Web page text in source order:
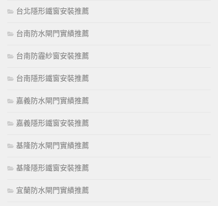
台北隱形鐵窗安裝推薦
台南防水閘門實績推薦
台南防霾紗窗安裝推薦
台南隱形鐵窗安裝推薦
嘉義防水閘門實績推薦
嘉義隱形鐵窗安裝推薦
基隆防水閘門實績推薦
基隆隱形鐵窗安裝推薦
宜蘭防水閘門實績推薦